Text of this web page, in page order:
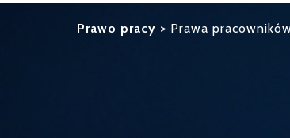
Prawo pracy > Prawa